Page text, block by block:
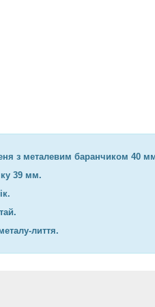
з металевим баранчиком 40
39 мм.
лиття.